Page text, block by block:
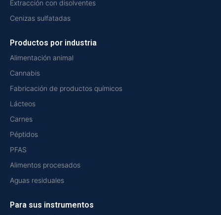
Extracción con disolventes
Cenizas sulfatadas
Productos por industria
Alimentación animal
Cannabis
Fabricación de productos químicos
Lácteos
Carnes
Péptidos
PFAS
Alimentos procesados
Aguas residuales
Para sus instrumentos